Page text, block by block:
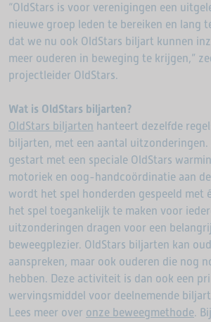
“OldStars is voor verenigingen een
nieuwe groep leden te bereiken en lang
dat we nu ook OldStars biljart kunnen
meer ouderen in beweging te krijgen,”
projectleider OldStars.
Wat is OldStars biljarten?
OldStars biljarten hanteert dezelfde
biljarten, met een aantal
gestart met een speciale OldStars
motoriek en oog-handcoördinatie aan
wordt het spel honderden gespeeld met
het spel toegankelijk te maken voor
uitzonderingen dragen voor een
beweegplezier. OldStars biljarten kan
aanspreken, maar ook ouderen die nog
hebben. Deze activiteit is dan ook een
wervingsmiddel voor deelnemende
Lees meer over onze beweegmethode.